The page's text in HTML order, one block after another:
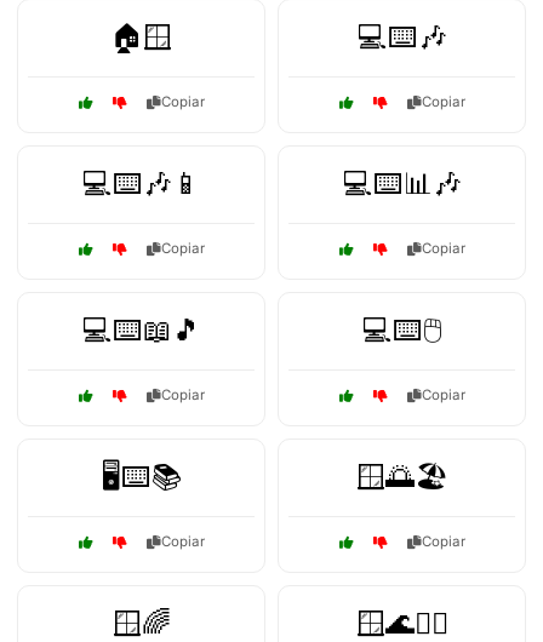
🏠🪟
Copiar
💻⌨️🎶
Copiar
💻⌨️🎶📱
Copiar
💻⌨️📊🎶
Copiar
💻⌨️📖🎵
Copiar
💻⌨️🖱️
Copiar
🖥️⌨️📚
Copiar
🪟🌅🏖️
Copiar
🪟🌈 🪟🌊🏄‍♂️